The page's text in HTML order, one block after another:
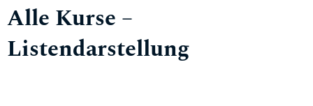
Alle Kurse –
Listendarstellung